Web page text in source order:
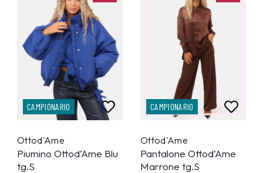
CAMPIONARIO
Ottod'Ame
Piumino Ottod’Ame Blu
tg.S
CAMPIONARIO
Ottod'Ame
Pantalone Ottod’Ame
Marrone tg.S